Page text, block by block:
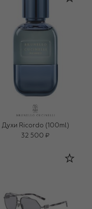
Духи Ricordo (100ml)
32 500 ₽